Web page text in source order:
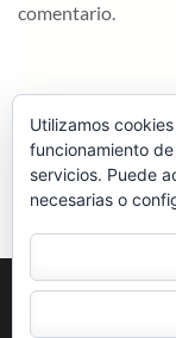
comentario.
Utilizamos
funcionamiento
servicios. Puede
necesarias o